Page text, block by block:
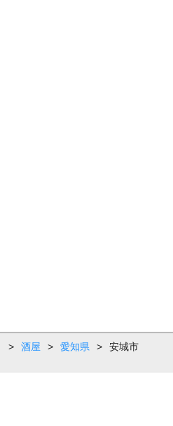
> 酒屋 > 愛知県 > 安城市